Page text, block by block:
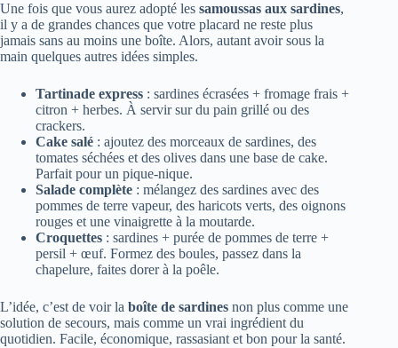
Une fois que vous aurez adopté les samoussas aux sardines,
il y a de grandes chances que votre placard ne reste plus
jamais sans au moins une boîte. Alors, autant avoir sous la
main quelques autres idées simples.
Tartinade express : sardines écrasées + fromage frais +
citron + herbes. À servir sur du pain grillé ou des
crackers.
Cake salé : ajoutez des morceaux de sardines, des
tomates séchées et des olives dans une base de cake.
Parfait pour un pique-nique.
Salade complète : mélangez des sardines avec des
pommes de terre vapeur, des haricots verts, des oignons
rouges et une vinaigrette à la moutarde.
Croquettes : sardines + purée de pommes de terre +
persil + œuf. Formez des boules, passez dans la
chapelure, faites dorer à la poêle.
L’idée, c’est de voir la boîte de sardines non plus comme une
solution de secours, mais comme un vrai ingrédient du
quotidien. Facile, économique, rassasiant et bon pour la santé.